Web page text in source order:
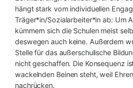
hängt stark vom individuellen
Träger*in/Sozialarbeiter*in ab: Um
kümmern sich die Schulen meist
deswegen auch keine. Außerdem
Stelle für das außerschulische
nicht geschaffen. Die Konsequenz
wackelnden Beinen steht, weil
nachrücken.